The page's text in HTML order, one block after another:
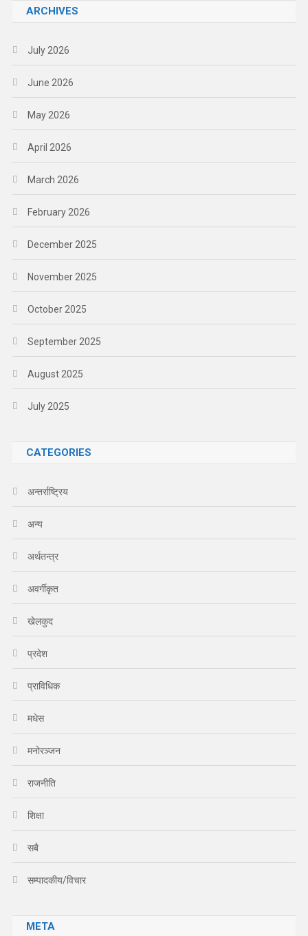
ARCHIVES
July 2026
June 2026
May 2026
April 2026
March 2026
February 2026
December 2025
November 2025
October 2025
September 2025
August 2025
July 2025
CATEGORIES
अन्तर्राष्ट्रिय
अन्य
अर्थतन्त्र
अवर्गीकृत
खेलकुद
प्रदेश
प्राविधिक
मधेस
मनोरञ्जन
राजनीति
शिक्षा
सबै
सम्पादकीय/विचार
META